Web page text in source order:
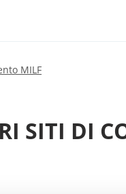
MILF
SITI DI